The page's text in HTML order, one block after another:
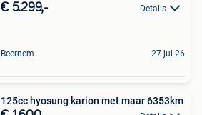
€ 5.299,- Details
Beernem 27 jul 26
125cc hyosung karion met maar 6353km